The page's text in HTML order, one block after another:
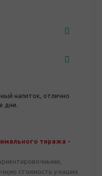
напиток, отлично
дни.
тиража -
стоимость у наших